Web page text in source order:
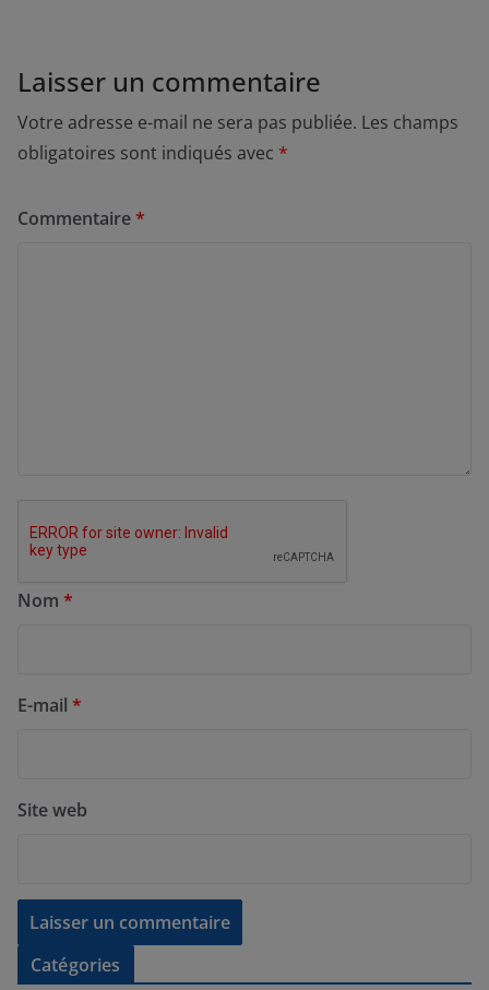
Laisser un commentaire
Votre adresse e-mail ne sera pas publiée. Les champs
obligatoires sont indiqués avec *
Commentaire*
Nom *
E-mail *
Site web
Catégories